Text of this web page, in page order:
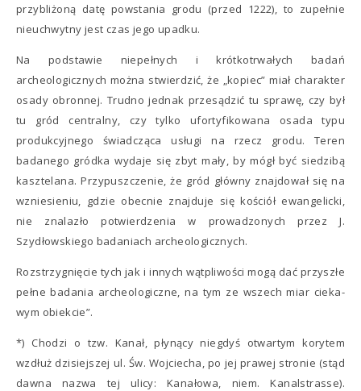
przybliżoną datę powstania grodu (przed 1222), to zupełnie
nieuchwytny jest czas jego upadku.
Na podstawie niepełnych i krótkotrwałych badań
archeologicznych można stwierdzić, że „kopiec” miał charakter
osady obronnej. Trudno jednak przesądzić tu sprawę, czy był
tu gród centralny, czy tylko ufortyfikowana osada typu
produkcyjnego świadcząca usługi na rzecz grodu. Teren
badanego gródka wydaje się zbyt mały, by mógł być siedzibą
kasztelana. Przypuszczenie, że gród główny znajdował się na
wzniesieniu, gdzie obecnie znajduje się kościół ewangelicki,
nie znalazło potwierdzenia w prowadzonych przez J.
Szydłowskiego badaniach archeologicznych.
Rozstrzygnięcie tych jak i innych wątpliwości mogą dać przyszłe
pełne badania archeologiczne, na tym ze wszech miar cieka-
wym obiekcie”.
*) Chodzi o tzw. Kanał, płynący niegdyś otwartym korytem
wzdłuż dzisiejszej ul. Św. Wojciecha, po jej prawej stronie (stąd
dawna nazwa tej ulicy: Kanałowa, niem. Kanalstrasse).